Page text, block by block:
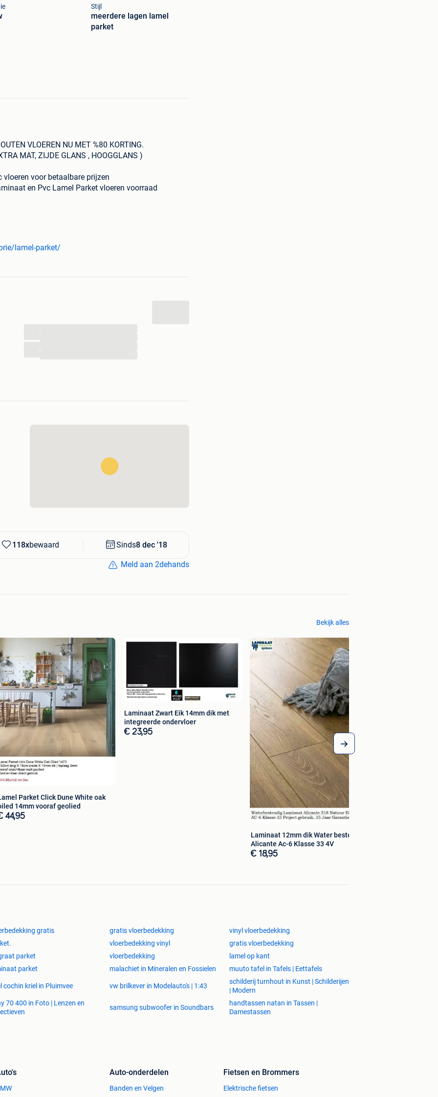
Stijl
meerdere lagen lamel
parket
VLOEREN NU MET %80 KORTING.
MAT, ZIJDE GLANS , HOOGGLANS )
voor betaalbare prijzen
en Pvc Lamel Parket vloeren voorraad
soorten kunnen jullie zien...
3,75p/m27
PLANKEN. KANT EN KLAAR . DOE HET ZELF.
ruimtes, sport scholen werkruimtes showrooms
TOTAAL )
lamel-parket/
118xbewaard Sinds8 dec '18
Meld aan 2dehands
Bekijk alles
Parket Click Dune White oak
14mm vooraf geolied
44,95
Laminaat Zwart Eik 14mm dik met
integreerde ondervloer
€ 23,95
Laminaat 12mm dik Water bestendig
Alicante Ac-6 Klasse 33 4V
€ 18,95
gratis gratis vloerbedekking
vinyl vloerbedekking
vloerbedekking vinyl
gratis vloerbedekking
parket vloerbedekking
lamel op kant
parket malachiet in Mineralen en Fossielen muuto tafel in Tafels | Eettafels
cochin kriel in Pluimvee vw brilkever in Modelauto's | 1:43
schilderij turnhout in Kunst | Schilderijen
| Modern
70 400 in Foto | Lenzen en
samsung subwoofer in Soundbars
handtassen natan in Tassen |
Damestassen
Auto-onderdelen
Banden en Velgen
Fietsen en Brommers
Elektrische fietsen